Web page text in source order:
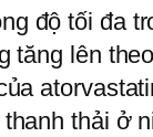
độ tối đa
lên
thải